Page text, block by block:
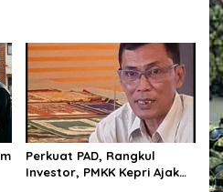
Perkuat PAD, Rangkul
Investor, PMKK Kepri Ajak